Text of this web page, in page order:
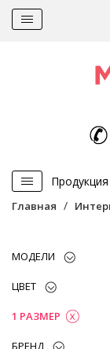
Продукция
Главная
МОДЕЛИ
ЦВЕТ
1 РАЗМЕР
БРЕНД